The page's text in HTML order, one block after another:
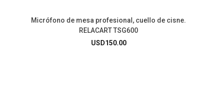
Micrófono de mesa profesional, cuello de cisne.
RELACART TSG600
USD150.00